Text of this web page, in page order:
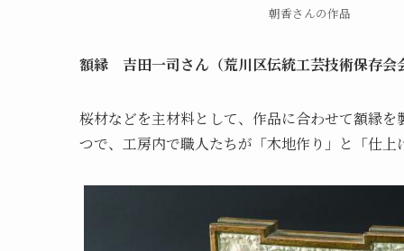
朝香さんの作品
額縁 吉田一司さん（荒川区伝統工芸技術保存会
桜材などを主材料として、作品に合わせて額縁
つで、工房内で職人たちが「木地作り」と「仕